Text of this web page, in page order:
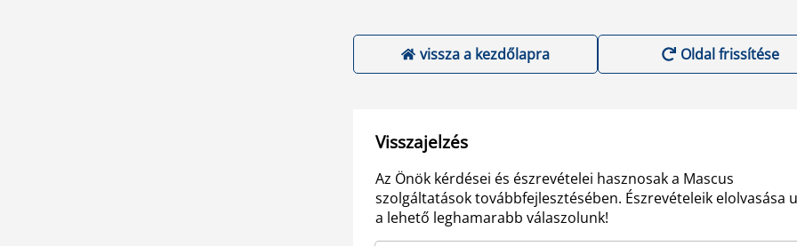
vissza a kezdőlapra Oldal frissítése
Visszajelzés
Az Önök kérdései és észrevételei hasznosak a Mascus
szolgáltatások továbbfejlesztésében. Észrevételeik elolvasása
a lehető leghamarabb válaszolunk!